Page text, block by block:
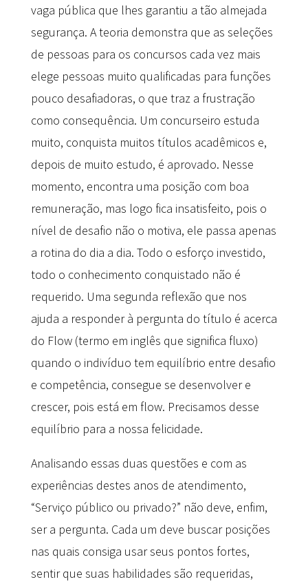
vaga pública que lhes garantiu a tão almejada
segurança. A teoria demonstra que as seleções
de pessoas para os concursos cada vez mais
elege pessoas muito qualificadas para funções
pouco desafiadoras, o que traz a frustração
como consequência. Um concurseiro estuda
muito, conquista muitos títulos acadêmicos e,
depois de muito estudo, é aprovado. Nesse
momento, encontra uma posição com boa
remuneração, mas logo fica insatisfeito, pois o
nível de desafio não o motiva, ele passa apenas
a rotina do dia a dia. Todo o esforço investido,
todo o conhecimento conquistado não é
requerido. Uma segunda reflexão que nos
ajuda a responder à pergunta do título é acerca
do Flow (termo em inglês que significa fluxo)
quando o indivíduo tem equilíbrio entre desafio
e competência, consegue se desenvolver e
crescer, pois está em flow. Precisamos desse
equilíbrio para a nossa felicidade.
Analisando essas duas questões e com as
experiências destes anos de atendimento,
“Serviço público ou privado?” não deve, enfim,
ser a pergunta. Cada um deve buscar posições
nas quais consiga usar seus pontos fortes,
sentir que suas habilidades são requeridas,